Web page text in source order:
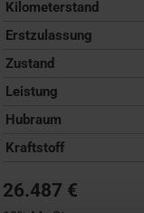
Kilometerstand
Erstzulassung
Zustand
Leistung
Hubraum
Kraftstoff
26.487 €